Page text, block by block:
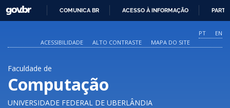
O
CONTEÚDO
GOVBR
COMUNICA BR ACESSO À INFORMAÇÃO
PT
EN
ACESSIBILIDADE
ALTO CONTRASTE MAPA DO SITE
Faculdade de
Computação
UNIVERSIDADE FEDERAL DE UBERLÂNDIA